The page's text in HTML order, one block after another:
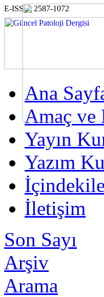
E-ISSN: 2587-1072
Ana
Amaç ve
Yayın
Yazım
İletişim
Son Sayı
Arşiv
Arama